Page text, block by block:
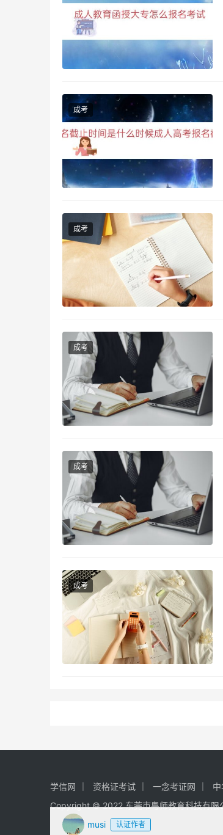
musi 认证作者
成考
成考
成考
成考
成考
学信网 资格证考试 一念考证网
Copyright © 2022 东莞市粤师教育科技有限